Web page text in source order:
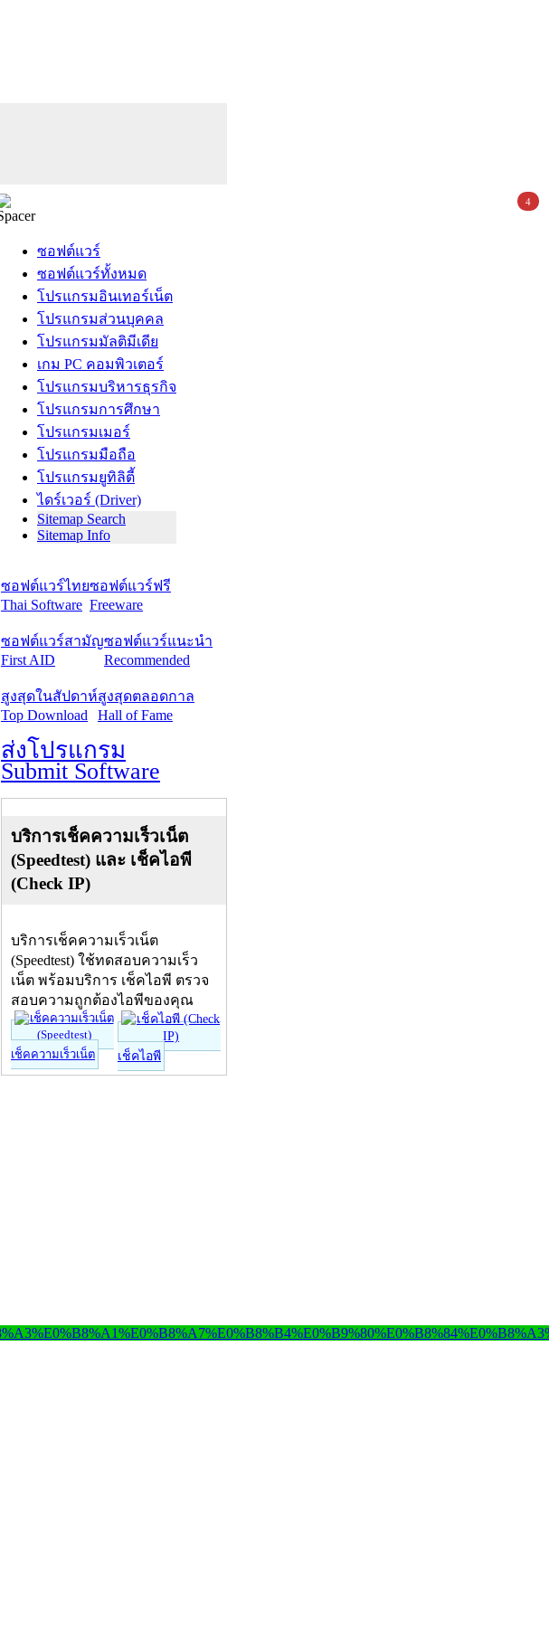
ซอฟต์แวร์
ซอฟต์แวร์ทั้งหมด
โปรแกรมอินเทอร์เน็ต
โปรแกรมส่วนบุคคล
โปรแกรมมัลติมีเดีย
เกม PC คอมพิวเตอร์
โปรแกรมบริหารธุรกิจ
โปรแกรมการศึกษา
โปรแกรมเมอร์
โปรแกรมมือถือ
โปรแกรมยูทิลิตี้
ไดร์เวอร์ (Driver)
Sitemap Search
Sitemap Info
ซอฟต์แวร์ไทย
Thai Software
ซอฟต์แวร์ฟรี
Freeware
ซอฟต์แวร์สามัญ
First AID
ซอฟต์แวร์แนะนำ
Recommended
สูงสุดในสัปดาห์
Top Download
สูงสุดตลอดกาล
Hall of Fame
ส่งโปรแกรม
Submit Software
บริการเช็คความเร็วเน็ต
(Speedtest) และ เช็คไอพี
(Check IP)
บริการเช็คความเร็วเน็ต
(Speedtest) ใช้ทดสอบความเร็ว
เน็ต พร้อมบริการ เช็คไอพี ตรวจ
สอบความถูกต้องไอพีของคุณ
เช็คความเร็วเน็ต เช็คไอพี
4